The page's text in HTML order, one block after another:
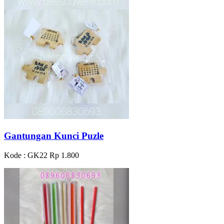
Gantungan Kunci Puzle
Kode : GK22 Rp 1.800